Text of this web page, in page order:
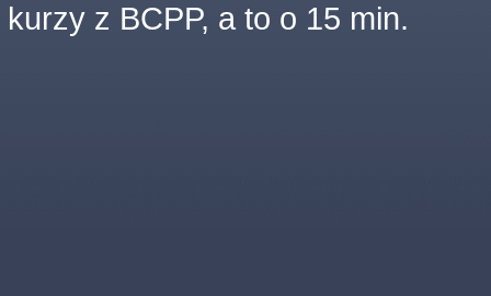
kurzy z BCPP, a to o 15 min.